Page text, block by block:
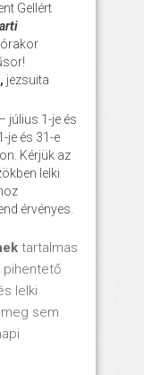
Gellért
órakor
jezsuita
– július 1-je és
je és 31-e
Kérjük az
lelki
érvényes.
tartalmas
pihentető
lelki
sem